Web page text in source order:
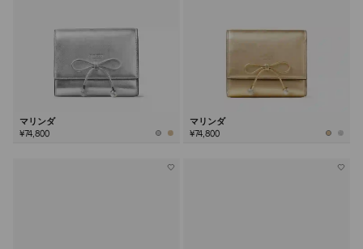
マリンダ
¥74,800
マリンダ
¥74,800